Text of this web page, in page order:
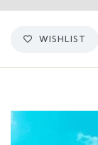
WISHLIST